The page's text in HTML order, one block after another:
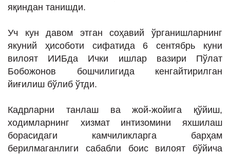
Бу қизиқ
Реклама
СПОРТ
ТЕХНОЛОГИЯ
яқиндан танишди.
Уч кун давом этган соҳавий ўрганишларнинг
якуний ҳисоботи сифатида 6 сентябрь куни
вилоят ИИБда Ички ишлар вазири Пўлат
Бобожонов бошчилигида кенгайтирилган
йиғилиш бўлиб ўтди.
Кадрларни танлаш ва жой-жойига қўйиш,
ходимларнинг хизмат интизомини яхшилаш
борасидаги камчиликларга барҳам
берилмаганлиги сабабли боис вилоят бўйича